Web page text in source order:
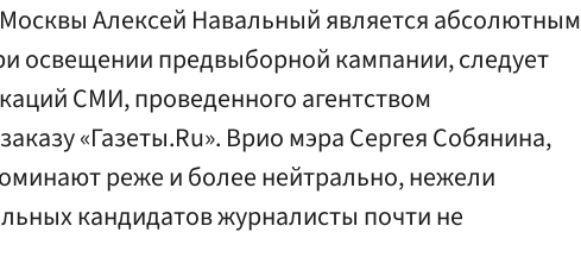
Алексей Навальный является абсолютным
освещении предвыборной кампании, следует
СМИ, проведенного агентством
«Газеты.Ru». Врио мэра Сергея Собянина,
реже и более нейтрально, нежели
кандидатов журналисты почти не